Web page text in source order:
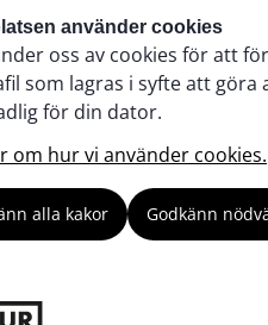
använder cookies
oss av cookies för att
som lagras i syfte att
för din dator.
om hur vi använder cookies.
alla kakor Godkänn